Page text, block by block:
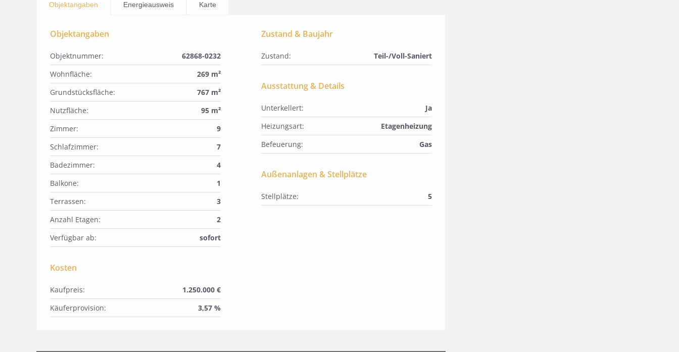
Objektangaben Energieausweis Karte
Objektangaben
Objektnummer:
62868-0232
Wohnfläche:
269 m²
Grundstücksfläche:
767 m²
Nutzfläche:
95 m²
Zimmer:
9
Schlafzimmer:
7
Badezimmer:
4
Balkone:
1
Terrassen:
3
Anzahl Etagen:
2
Verfügbar ab:
sofort
Kosten
Kaufpreis:
1.250.000 €
Käuferprovision:
3,57 %
Zustand & Baujahr
Zustand: Teil-/Voll-Saniert
Ausstattung & Details
Unterkellert:
Ja
Heizungsart:
Etagenheizung
Befeuerung:
Gas
Außenanlagen & Stellplätze
Stellplätze: 5